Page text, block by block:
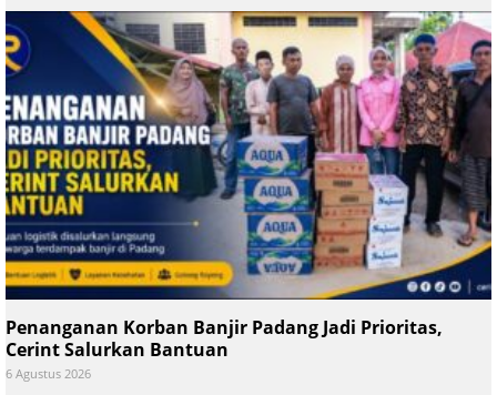
Penanganan Korban Banjir Padang Jadi Prioritas,
Cerint Salurkan Bantuan
6 Agustus 2026